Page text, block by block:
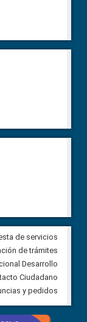
para vigilar los
de la Audiencia
Urbina, parroquia
agosto, 2026
de servicios
de trámites
Desarrollo
Ciudadano
y pedidos